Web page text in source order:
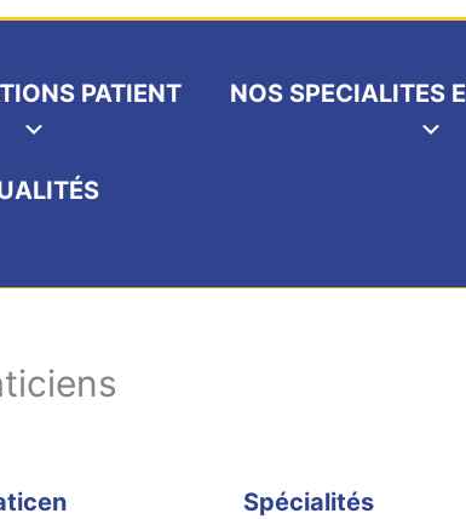
PATIENT NOS SPECIALITES
Spécialités